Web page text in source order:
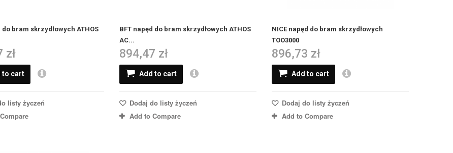
do bram skrzydłowych ATHOS
zł
to cart
listy życzeń
BFT napęd do bram skrzydłowych ATHOS
AC...
894,47 zł
Add to cart
Dodaj do listy życzeń
Add to Compare
NICE napęd do bram skrzydłowych
TOO3000
896,73 zł
Add to cart
Dodaj do listy życzeń
Add to Compare